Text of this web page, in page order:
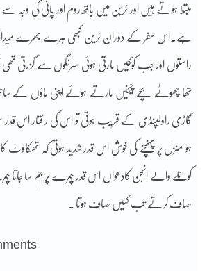
مبتلا ہوتے ہیں اور ٹرین میں باتھ روم اور پانی کی
ہے۔اس سفر کے دوران ٹرین کبھی ہرے بھرے میدانوں
راستوں اور جب کوکیں مارتی ہوئی سرنگوں سے گزرتی
تھا چھوٹے بچے چیخیں مارتے ہوئے اپنی ماؤں
گاڑی راولپنڈی کے قریب ہوتی تو اس کی ر فتار اس
ہو منزل پر پہنچنے کی خوش اس قدر شدید ہوتی کہ تھکاوٹ
کوئلے والے انجن کادھواں اس قدر چہرے پر جم سا جاتا
صاف کرتے تب کہیں صاف ہوتا ۔